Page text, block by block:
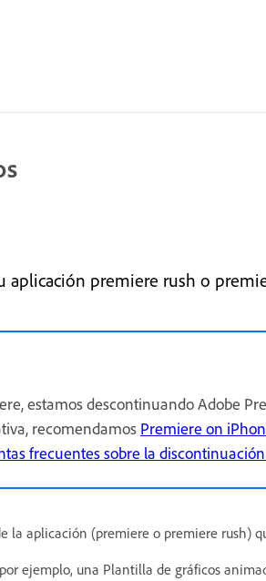
aplicación premiere rush o
estamos descontinuando Adobe
recomendamos Premiere on
frecuentes sobre la
la aplicación (premiere o premiere rush)
ejemplo, una Plantilla de gráficos